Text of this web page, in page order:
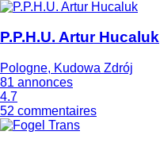
P.P.H.U. Artur Hucaluk
Pologne, Kudowa Zdrój
81 annonces
4.7
52 commentaires